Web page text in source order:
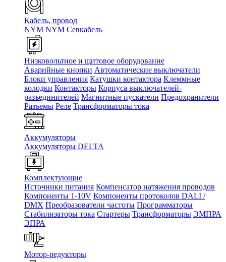
Кабель, провод
NYM NYM Севкабель
Низковольтное и щитовое оборудование
Аварийные кнопки Автоматические выключатели
Блоки управления Катушки контактора Клеммные
колодки Контакторы Корпуса выключателей-
разъединителей Магнитные пускатели Предохранители
Разъемы Реле Трансформаторы тока
Аккумуляторы
Аккумуляторы DELTA
Комплектующие
Источники питания Компенсатор натяжения проводов
Компоненты 1-10V Компоненты протоколов DALI /
DMX Преобразователи частоты Программаторы
Стабилизаторы тока Стартеры Трансформаторы ЭМПРА
ЭПРА
Мотор-редукторы